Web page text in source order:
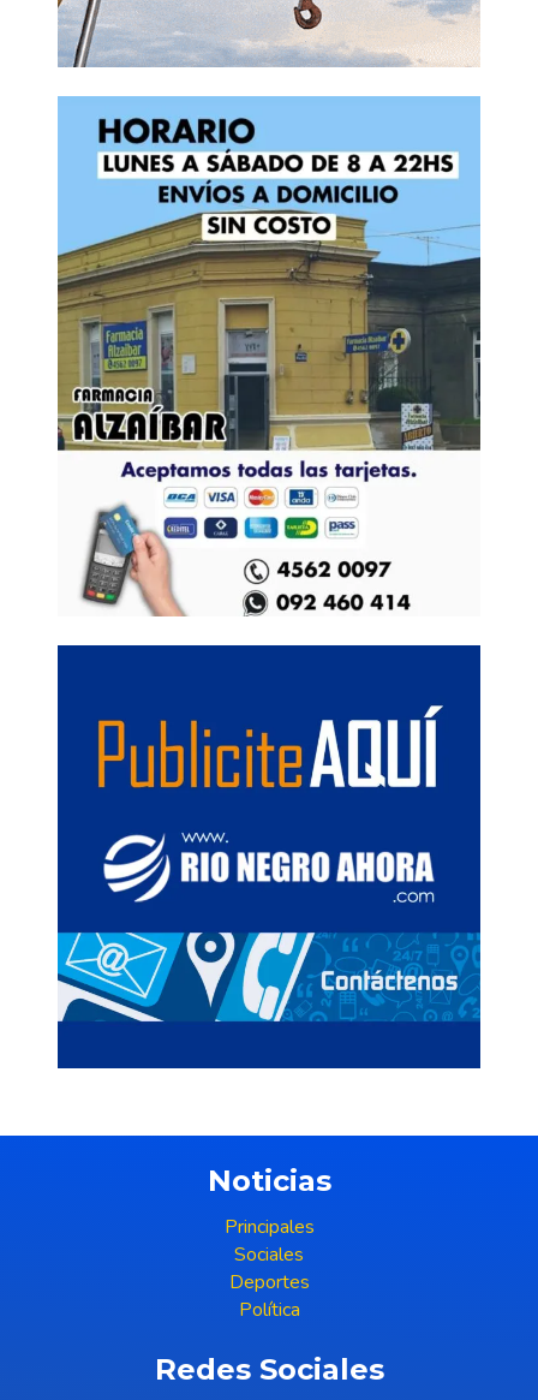
Noticias
Principales
Sociales
Deportes
Política
Redes Sociales